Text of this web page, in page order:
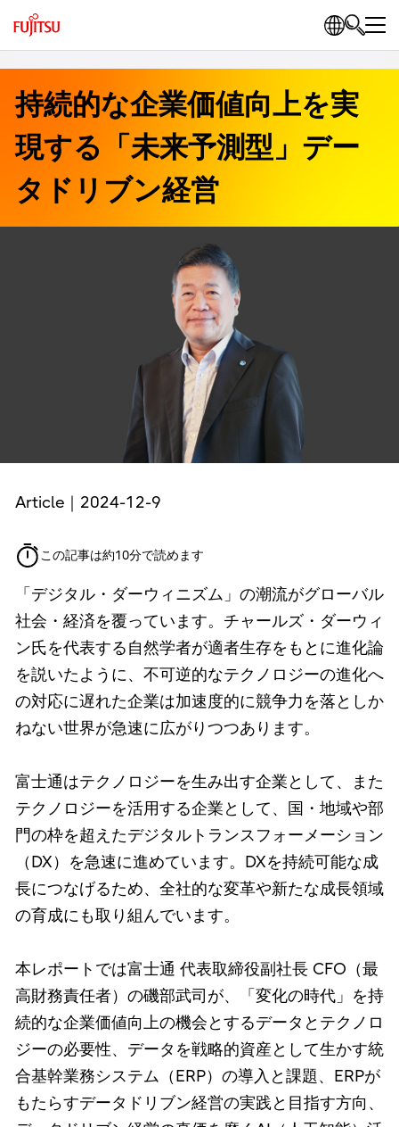
持続的な企業価値向上を実
現する「未来予測型」デー
タドリブン経営
Article｜2024-12-9
この記事は約10分で読めます
「デジタル・ダーウィニズム」の潮流がグローバル
社会・経済を覆っています。チャールズ・ダーウィ
ン氏を代表する自然学者が適者生存をもとに進化論
を説いたように、不可逆的なテクノロジーの進化へ
の対応に遅れた企業は加速度的に競争力を落としか
ねない世界が急速に広がりつつあります。
富士通はテクノロジーを生み出す企業として、また
テクノロジーを活用する企業として、国・地域や部
門の枠を超えたデジタルトランスフォーメーション
（DX）を急速に進めています。DXを持続可能な成
長につなげるため、全社的な変革や新たな成長領域
の育成にも取り組んでいます。
本レポートでは富士通 代表取締役副社長 CFO（最
高財務責任者）の磯部武司が、「変化の時代」を持
続的な企業価値向上の機会とするデータとテクノロ
ジーの必要性、データを戦略的資産として生かす統
合基幹業務システム（ERP）の導入と課題、ERPが
もたらすデータドリブン経営の実践と目指す方向、